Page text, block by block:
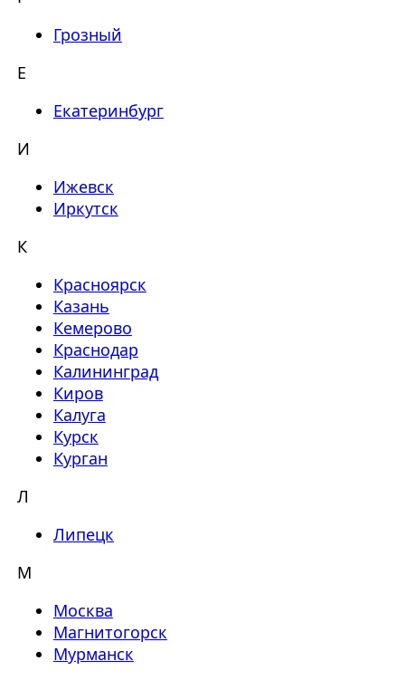
Грозный
Е
Екатеринбург
И
Ижевск
Иркутск
К
Красноярск
Казань
Кемерово
Краснодар
Калининград
Киров
Калуга
Курск
Курган
Л
Липецк
М
Москва
Магнитогорск
Мурманск